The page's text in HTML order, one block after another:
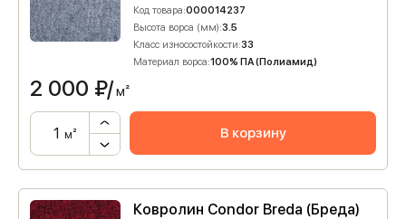
Код товара:000014237
Высота ворса (мм):3.5
Класс износостойкости:33
Материал ворса:100% ПА (Полиамид)
2 000 ₽/м²
м² В корзину
Ковролин Condor Breda (Бреда)